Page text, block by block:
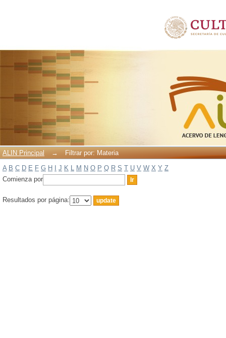
ALIN Principal →
Filtrar por: Materia
A B C D E F G H J K L M N O P Q R S T U V W X Y Z
Comienza por
Resultados por página: